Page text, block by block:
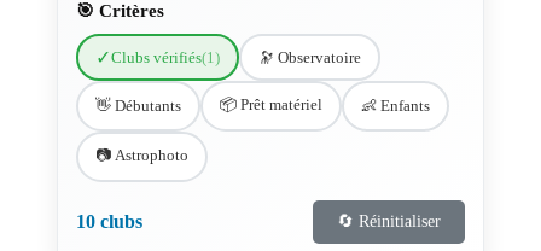
🎯 Critères
✓Clubs vérifiés(1) 🔭 Observatoire
👋 Débutants 📦 Prêt matériel 👶 Enfants
📷 Astrophoto
10 clubs 🔄 Réinitialiser